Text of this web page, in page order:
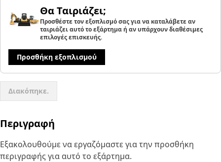
Θα Ταιριάζει;
Προσθέστε τον εξοπλισμό σας για να καταλάβετε αν
ταιριάζει αυτό το εξάρτημα ή αν υπάρχουν διαθέσιμες
επιλογές επισκευής.
Προσθήκη εξοπλισμού
Διακόπηκε.
Περιγραφή
Εξακολουθούμε να εργαζόμαστε για την προσθήκη
περιγραφής για αυτό το εξάρτημα.